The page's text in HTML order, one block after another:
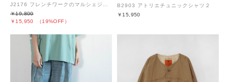
￥15,950 （19%OFF）
￥19,800
B2903 アトリエチュニックシャツ２
￥15,950